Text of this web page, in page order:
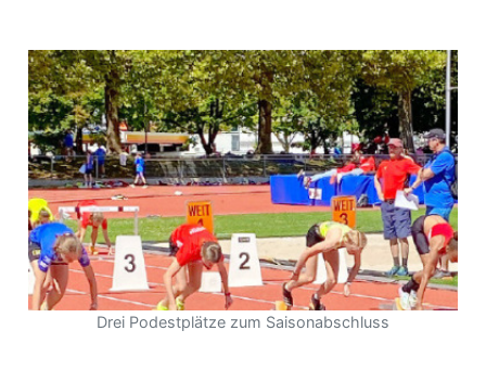
Drei Podestplätze zum Saisonabschluss